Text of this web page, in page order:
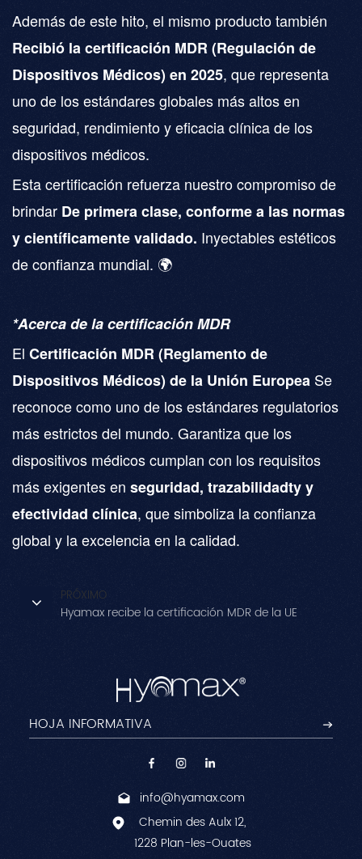
Además de este hito, el mismo producto también
Recibió la certificación MDR (Regulación de
Dispositivos Médicos) en 2025, que representa
uno de los estándares globales más altos en
seguridad, rendimiento y eficacia clínica de los
dispositivos médicos.
Esta certificación refuerza nuestro compromiso de
brindar De primera clase, conforme a las normas
y científicamente validado. Inyectables estéticos
de confianza mundial. 🌍
*Acerca de la certificación MDR
El Certificación MDR (Reglamento de
Dispositivos Médicos) de la Unión Europea Se
reconoce como uno de los estándares regulatorios
más estrictos del mundo. Garantiza que los
dispositivos médicos cumplan con los requisitos
más exigentes en seguridad, trazabilidadty y
efectividad clínica, que simboliza la confianza
global y la excelencia en la calidad.
PRÓXIMO
Hyamax recibe la certificación MDR de la UE
info@hyamax.com
Chemin des Aulx 12,
1228 Plan-les-Ouates